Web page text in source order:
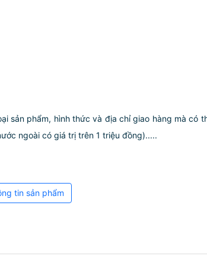
sản phẩm, hình thức và địa chỉ giao hàng mà có
ngoài có giá trị trên 1 triệu đồng).....
tin sản phẩm